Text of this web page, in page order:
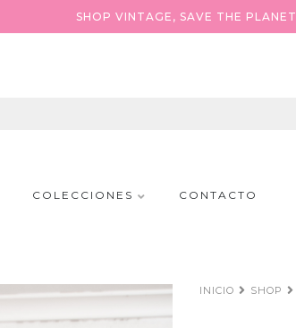
SHOP VINTAGE, SAVE THE PLANET
COLECCIONES CONTACTO
INICIO SHOP